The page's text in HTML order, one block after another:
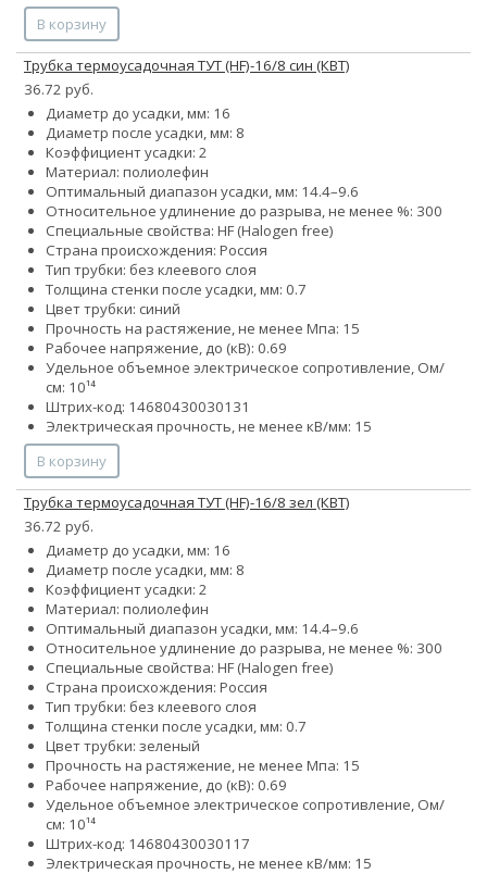
В корзину
Трубка термоусадочная ТУТ (HF)-16/8 син (КВТ)
36.72 руб.
Диаметр до усадки, мм: 16
Диаметр после усадки, мм: 8
Коэффициент усадки: 2
Материал: полиолефин
Оптимальный диапазон усадки, мм: 14.4–9.6
Относительное удлинение до разрыва, не менее %: 300
Специальные свойства: HF (Halogen free)
Страна происхождения: Россия
Тип трубки: без клеевого слоя
Толщина стенки после усадки, мм: 0.7
Цвет трубки: синий
Прочность на растяжение, не менее Мпа: 15
Рабочее напряжение, до (кВ): 0.69
Удельное объемное электрическое сопротивление, Ом/
см: 10¹⁴
Штрих-код: 14680430030131
Электрическая прочность, не менее кВ/мм: 15
В корзину
Трубка термоусадочная ТУТ (HF)-16/8 зел (КВТ)
36.72 руб.
Диаметр до усадки, мм: 16
Диаметр после усадки, мм: 8
Коэффициент усадки: 2
Материал: полиолефин
Оптимальный диапазон усадки, мм: 14.4–9.6
Относительное удлинение до разрыва, не менее %: 300
Специальные свойства: HF (Halogen free)
Страна происхождения: Россия
Тип трубки: без клеевого слоя
Толщина стенки после усадки, мм: 0.7
Цвет трубки: зеленый
Прочность на растяжение, не менее Мпа: 15
Рабочее напряжение, до (кВ): 0.69
Удельное объемное электрическое сопротивление, Ом/
см: 10¹⁴
Штрих-код: 14680430030117
Электрическая прочность, не менее кВ/мм: 15